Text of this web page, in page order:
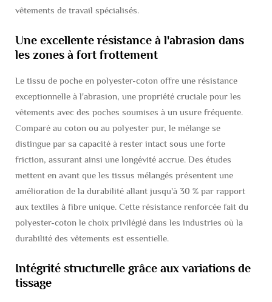
vêtements de travail spécialisés.
Une excellente résistance à l'abrasion dans
les zones à fort frottement
Le tissu de poche en polyester-coton offre une résistance
exceptionnelle à l'abrasion, une propriété cruciale pour les
vêtements avec des poches soumises à un usure fréquente.
Comparé au coton ou au polyester pur, le mélange se
distingue par sa capacité à rester intact sous une forte
friction, assurant ainsi une longévité accrue. Des études
mettent en avant que les tissus mélangés présentent une
amélioration de la durabilité allant jusqu'à 30 % par rapport
aux textiles à fibre unique. Cette résistance renforcée fait du
polyester-coton le choix privilégié dans les industries où la
durabilité des vêtements est essentielle.
Intégrité structurelle grâce aux variations de
tissage